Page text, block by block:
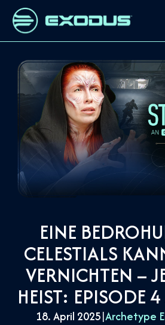
EINE
CELESTIALS
VERNICHTEN –
HEIST: EPISODE
18. April 2025|Archetype